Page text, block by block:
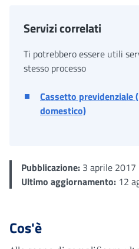
Pubblicazione: 3 aprile 2017
Ultimo aggiornamento: 12
Cos'è
Servizi correlati
Ti potrebbero essere utili
stesso processo
Cassetto previdenziale
domestico)